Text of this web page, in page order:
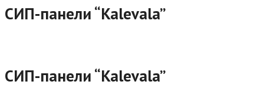
СИП-панели “Kalevala”
СИП-панели “Kalevala”